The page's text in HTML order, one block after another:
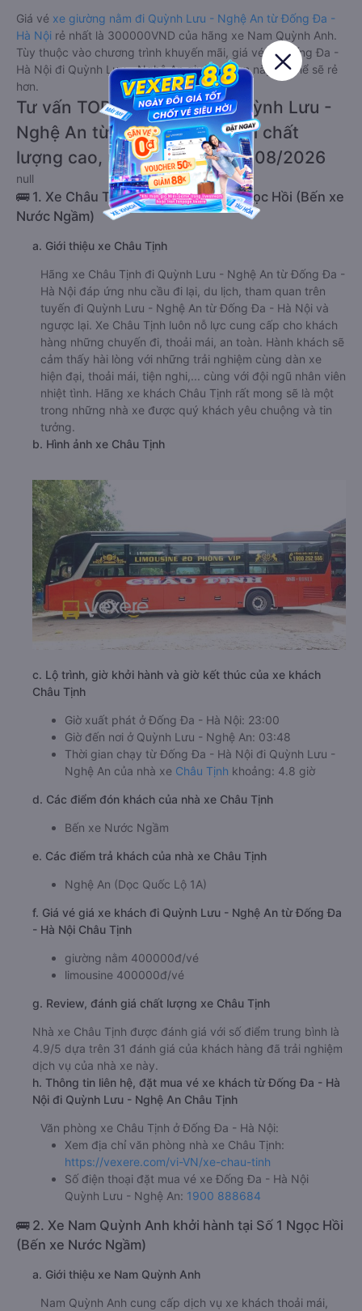
Giá vé xe giường nằm đi Quỳnh Lưu - Nghệ An từ Đống Đa -
Hà Nội rẻ nhất là 300000VND của hãng xe Nam Quỳnh Anh.
Tùy thuộc vào chương trình khuyến mãi, giá vé Xe Đống Đa -
Hà Nội đi Quỳnh Lưu - Nghệ An giường nằm này có thể sẽ rẻ
hơn.
Tư vấn TOP 2 xe khách đi Quỳnh Lưu -
Nghệ An từ Đống Đa - Hà Nội chất
lượng cao, uy tín, giá rẻ nhất 08/2026
null
🚌 1. Xe Châu Tịnh khởi hành tại 01 Ngọc Hồi (Bến xe
Nước Ngầm)
a. Giới thiệu xe Châu Tịnh
Hãng xe Châu Tịnh đi Quỳnh Lưu - Nghệ An từ Đống Đa -
Hà Nội đáp ứng nhu cầu đi lại, du lịch, tham quan trên
tuyến đi Quỳnh Lưu - Nghệ An từ Đống Đa - Hà Nội và
ngược lại. Xe Châu Tịnh luôn nỗ lực cung cấp cho khách
hàng những chuyến đi, thoải mái, an toàn. Hành khách sẽ
cảm thấy hài lòng với những trải nghiệm cùng dàn xe
hiện đại, thoải mái, tiện nghi,... cùng với đội ngũ nhân viên
nhiệt tình. Hãng xe khách Châu Tịnh rất mong sẽ là một
trong những nhà xe được quý khách yêu chuộng và tin
tưởng.
b. Hình ảnh xe Châu Tịnh
c. Lộ trình, giờ khởi hành và giờ kết thúc của xe khách
Châu Tịnh
Giờ xuất phát ở Đống Đa - Hà Nội: 23:00
Giờ đến nơi ở Quỳnh Lưu - Nghệ An: 03:48
Thời gian chạy từ Đống Đa - Hà Nội đi Quỳnh Lưu -
Nghệ An của nhà xe Châu Tịnh khoảng: 4.8 giờ
d. Các điểm đón khách của nhà xe Châu Tịnh
Bến xe Nước Ngầm
e. Các điểm trả khách của nhà xe Châu Tịnh
Nghệ An (Dọc Quốc Lộ 1A)
f. Giá vé giá xe khách đi Quỳnh Lưu - Nghệ An từ Đống Đa
- Hà Nội Châu Tịnh
giường nằm 400000đ/vé
limousine 400000đ/vé
g. Review, đánh giá chất lượng xe Châu Tịnh
Nhà xe Châu Tịnh được đánh giá với số điểm trung bình là
4.9/5 dựa trên 31 đánh giá của khách hàng đã trải nghiệm
dịch vụ của nhà xe này.
h. Thông tin liên hệ, đặt mua vé xe khách từ Đống Đa - Hà
Nội đi Quỳnh Lưu - Nghệ An Châu Tịnh
Văn phòng xe Châu Tịnh ở Đống Đa - Hà Nội:
Xem địa chỉ văn phòng nhà xe Châu Tịnh:
https://vexere.com/vi-VN/xe-chau-tinh
Số điện thoại đặt mua vé xe Đống Đa - Hà Nội
Quỳnh Lưu - Nghệ An: 1900 888684
🚌 2. Xe Nam Quỳnh Anh khởi hành tại Số 1 Ngọc Hồi
(Bến xe Nước Ngầm)
a. Giới thiệu xe Nam Quỳnh Anh
Nam Quỳnh Anh cung cấp dịch vụ xe khách thoải mái,